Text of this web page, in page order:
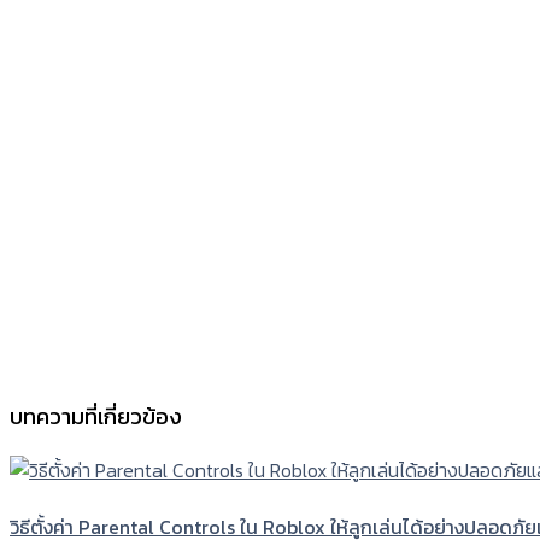
บทความที่เกี่ยวข้อง
วิธีตั้งค่า Parental Controls ใน Roblox ให้ลูกเล่นได้อย่างปลอดภัย